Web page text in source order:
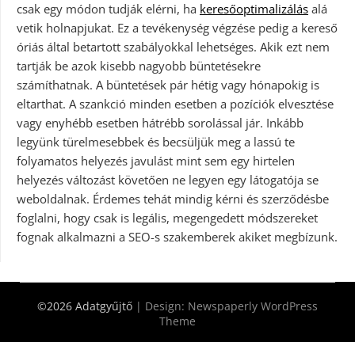
csak egy módon tudják elérni, ha keresőoptimalizálás alá
vetik holnapjukat. Ez a tevékenység végzése pedig a kereső
óriás által betartott szabályokkal lehetséges. Akik ezt nem
tartják be azok kisebb nagyobb büntetésekre
számíthatnak. A büntetések pár hétig vagy hónapokig is
eltarthat. A szankció minden esetben a pozíciók elvesztése
vagy enyhébb esetben hátrébb sorolással jár. Inkább
legyünk türelmesebbek és becsüljük meg a lassú te
folyamatos helyezés javulást mint sem egy hirtelen
helyezés változást követően ne legyen egy látogatója se
weboldalnak. Érdemes tehát mindig kérni és szerződésbe
foglalni, hogy csak is legális, megengedett módszereket
fognak alkalmazni a SEO-s szakemberek akiket megbízunk.
©2026 Adatgyűjtő | Design: Newspaperly WordPress
Theme